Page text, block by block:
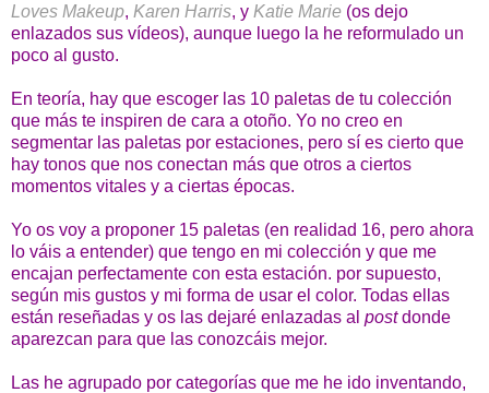
Loves Makeup, Karen Harris, y Katie Marie (os dejo
enlazados sus vídeos), aunque luego la he reformulado un
poco al gusto.
En teoría, hay que escoger las 10 paletas de tu colección
que más te inspiren de cara a otoño. Yo no creo en
segmentar las paletas por estaciones, pero sí es cierto que
hay tonos que nos conectan más que otros a ciertos
momentos vitales y a ciertas épocas.
Yo os voy a proponer 15 paletas (en realidad 16, pero ahora
lo váis a entender) que tengo en mi colección y que me
encajan perfectamente con esta estación. por supuesto,
según mis gustos y mi forma de usar el color. Todas ellas
están reseñadas y os las dejaré enlazadas al postdonde
aparezcan para que las conozcáis mejor.
Las he agrupado por categorías que me he ido inventando,